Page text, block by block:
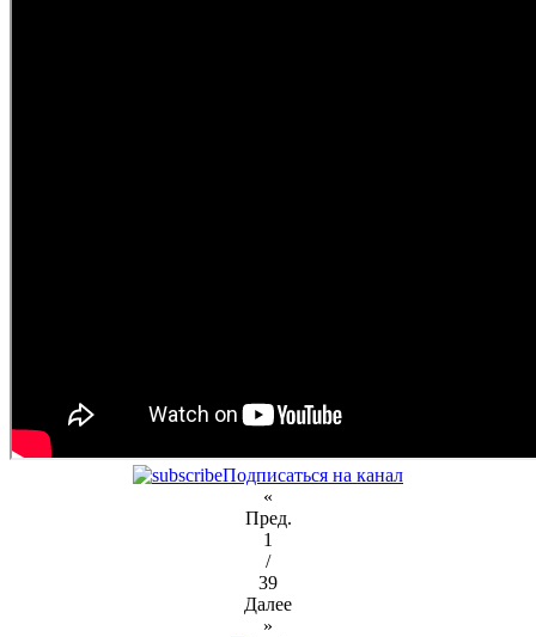
Подписаться на канал
«
Пред.
1
/
39
Далее
»